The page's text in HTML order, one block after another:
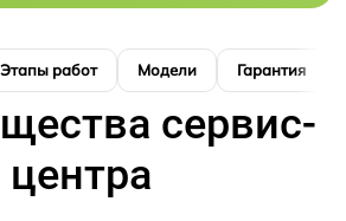
Этапы работ Модели Гарантия
сервис-
центра